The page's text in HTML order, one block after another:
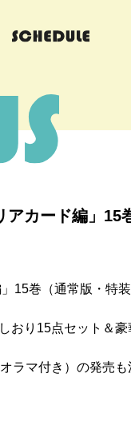
アカード編」
15巻（通常版・特
おり15点セット＆
ラマ付き）の発売も